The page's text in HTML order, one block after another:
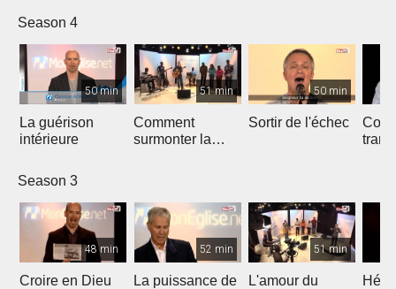
Season 4
50 min
La guérison
intérieure
51 min
Comment
surmonter la
50 min
Sortir de l'échec
Season 3
48 min
Croire en Dieu
52 min
La puissance de
51 min
L'amour du